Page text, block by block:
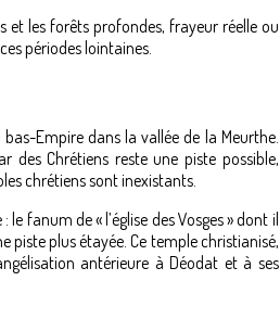
et les forêts profondes, frayeur réelle ou
périodes lointaines.
Empire dans la vallée de la Meurthe.
des Chrétiens reste une piste possible,
chrétiens sont inexistants.
fanum de « l’église des Vosges » dont il
plus étayée. Ce temple christianisé,
antérieure à Déodat et à ses